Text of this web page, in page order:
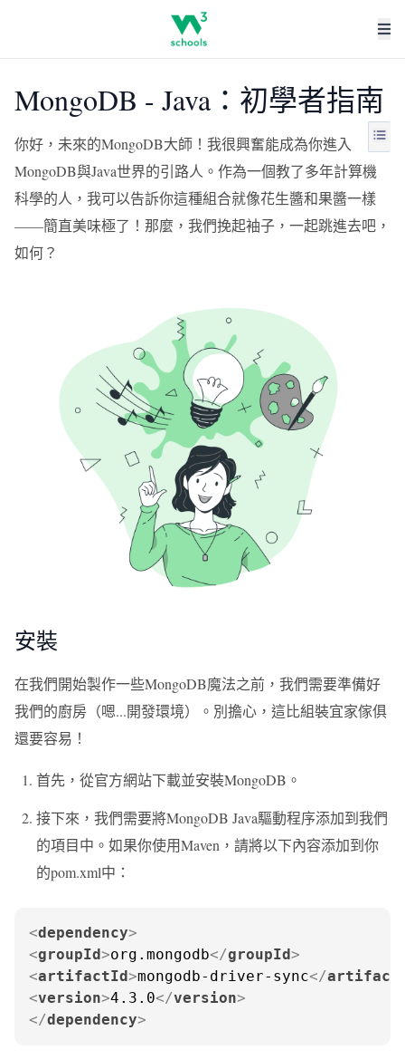
MongoDB - Java：初學者指南
你好，未來的MongoDB大師！我很興奮能成為你進入
MongoDB與Java世界的引路人。作為一個教了多年計算機
科學的人，我可以告訴你這種組合就像花生醬和果醬一樣
——簡直美味極了！那麼，我們挽起袖子，一起跳進去吧，
如何？
安裝
在我們開始製作一些MongoDB魔法之前，我們需要準備好
我們的廚房（嗯...開發環境）。別擔心，這比組裝宜家傢俱
還要容易！
首先，從官方網站下載並安裝MongoDB。
接下來，我們需要將MongoDB Java驅動程序添加到我們
的項目中。如果你使用Maven，請將以下內容添加到你
的pom.xml中：
<dependency>
<groupId>org.mongodb</groupId>
<artifactId>mongodb-driver-sync</
<version>4.3.0</version>
</dependency>